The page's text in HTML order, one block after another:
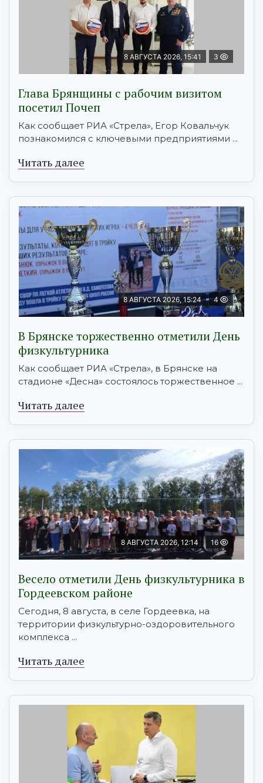
8 АВГУСТА 2026, 15:41 3
Глава Брянщины с рабочим визитом
посетил Почеп
Как сообщает РИА «Стрела», Егор Ковальчук
познакомился с ключевыми предприятиями ...
Читать далее
8 АВГУСТА 2026, 15:24 4
В Брянске торжественно отметили День
физкультурника
Как сообщает РИА «Стрела», в Брянске на
стадионе «Десна» состоялось торжественное ...
Читать далее
8 АВГУСТА 2026, 12:14 16
Весело отметили День физкультурника в
Гордеевском районе
Сегодня, 8 августа, в селе Гордеевка, на
территории физкультурно-оздоровительного
комплекса ...
Читать далее